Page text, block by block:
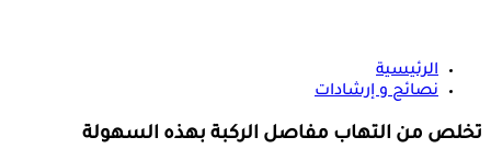
الرئيسية
نصائح و إرشادات
تخلص من التهاب مفاصل الركبة بهذه السهولة